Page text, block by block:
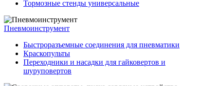
Тормозные стенды универсальные
Пневмоинструмент
Быстроразъемные соединения для пневматики
Краскопульты
Переходники и насадки для гайковертов и
шуруповертов